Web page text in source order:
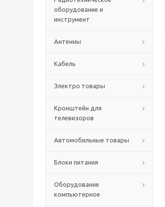
оборудование и
инструмент
Антенны
Кабель
Электро товары
Кронштейн для
телевизоров
Автомобильные товары
Блоки питания
Оборудование
компьютерное